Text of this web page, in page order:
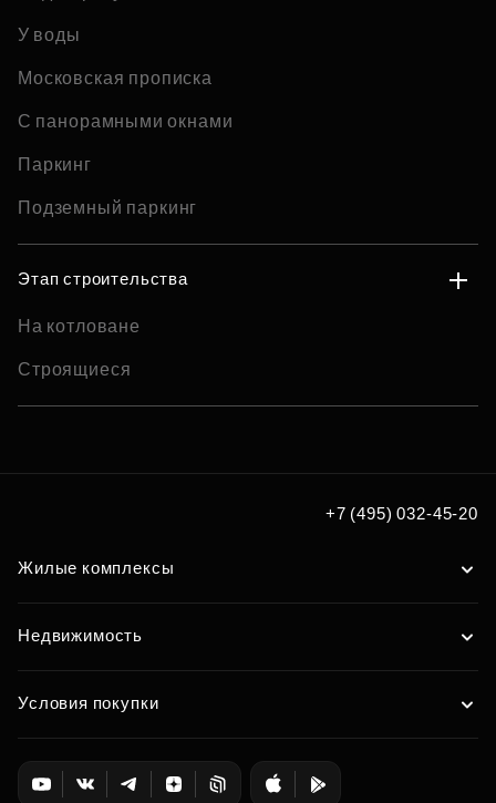
У воды
Московская прописка
С панорамными окнами
Паркинг
Подземный паркинг
Этап строительства
На котловане
Строящиеся
+7 (495) 032-45-20
Жилые комплексы
Недвижимость
Условия покупки